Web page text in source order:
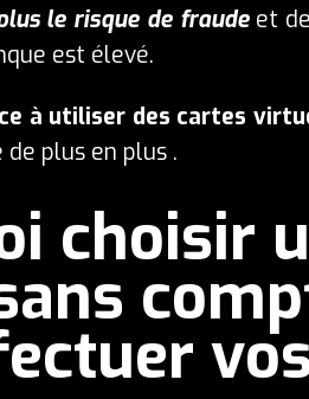
le risque de fraudeet
est élevé.
à utiliser des cartes
de plus en plus .
choisir